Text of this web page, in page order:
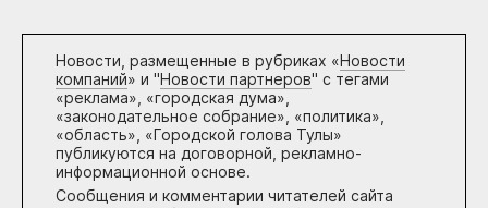
Новости, размещенные в рубриках «Новости
компаний» и "Новости партнеров" с тегами
«реклама», «городская дума»,
«законодательное собрание», «политика»,
«область», «Городской голова Тулы»
публикуются на договорной, рекламно-
информационной основе.
Сообщения и комментарии читателей сайта